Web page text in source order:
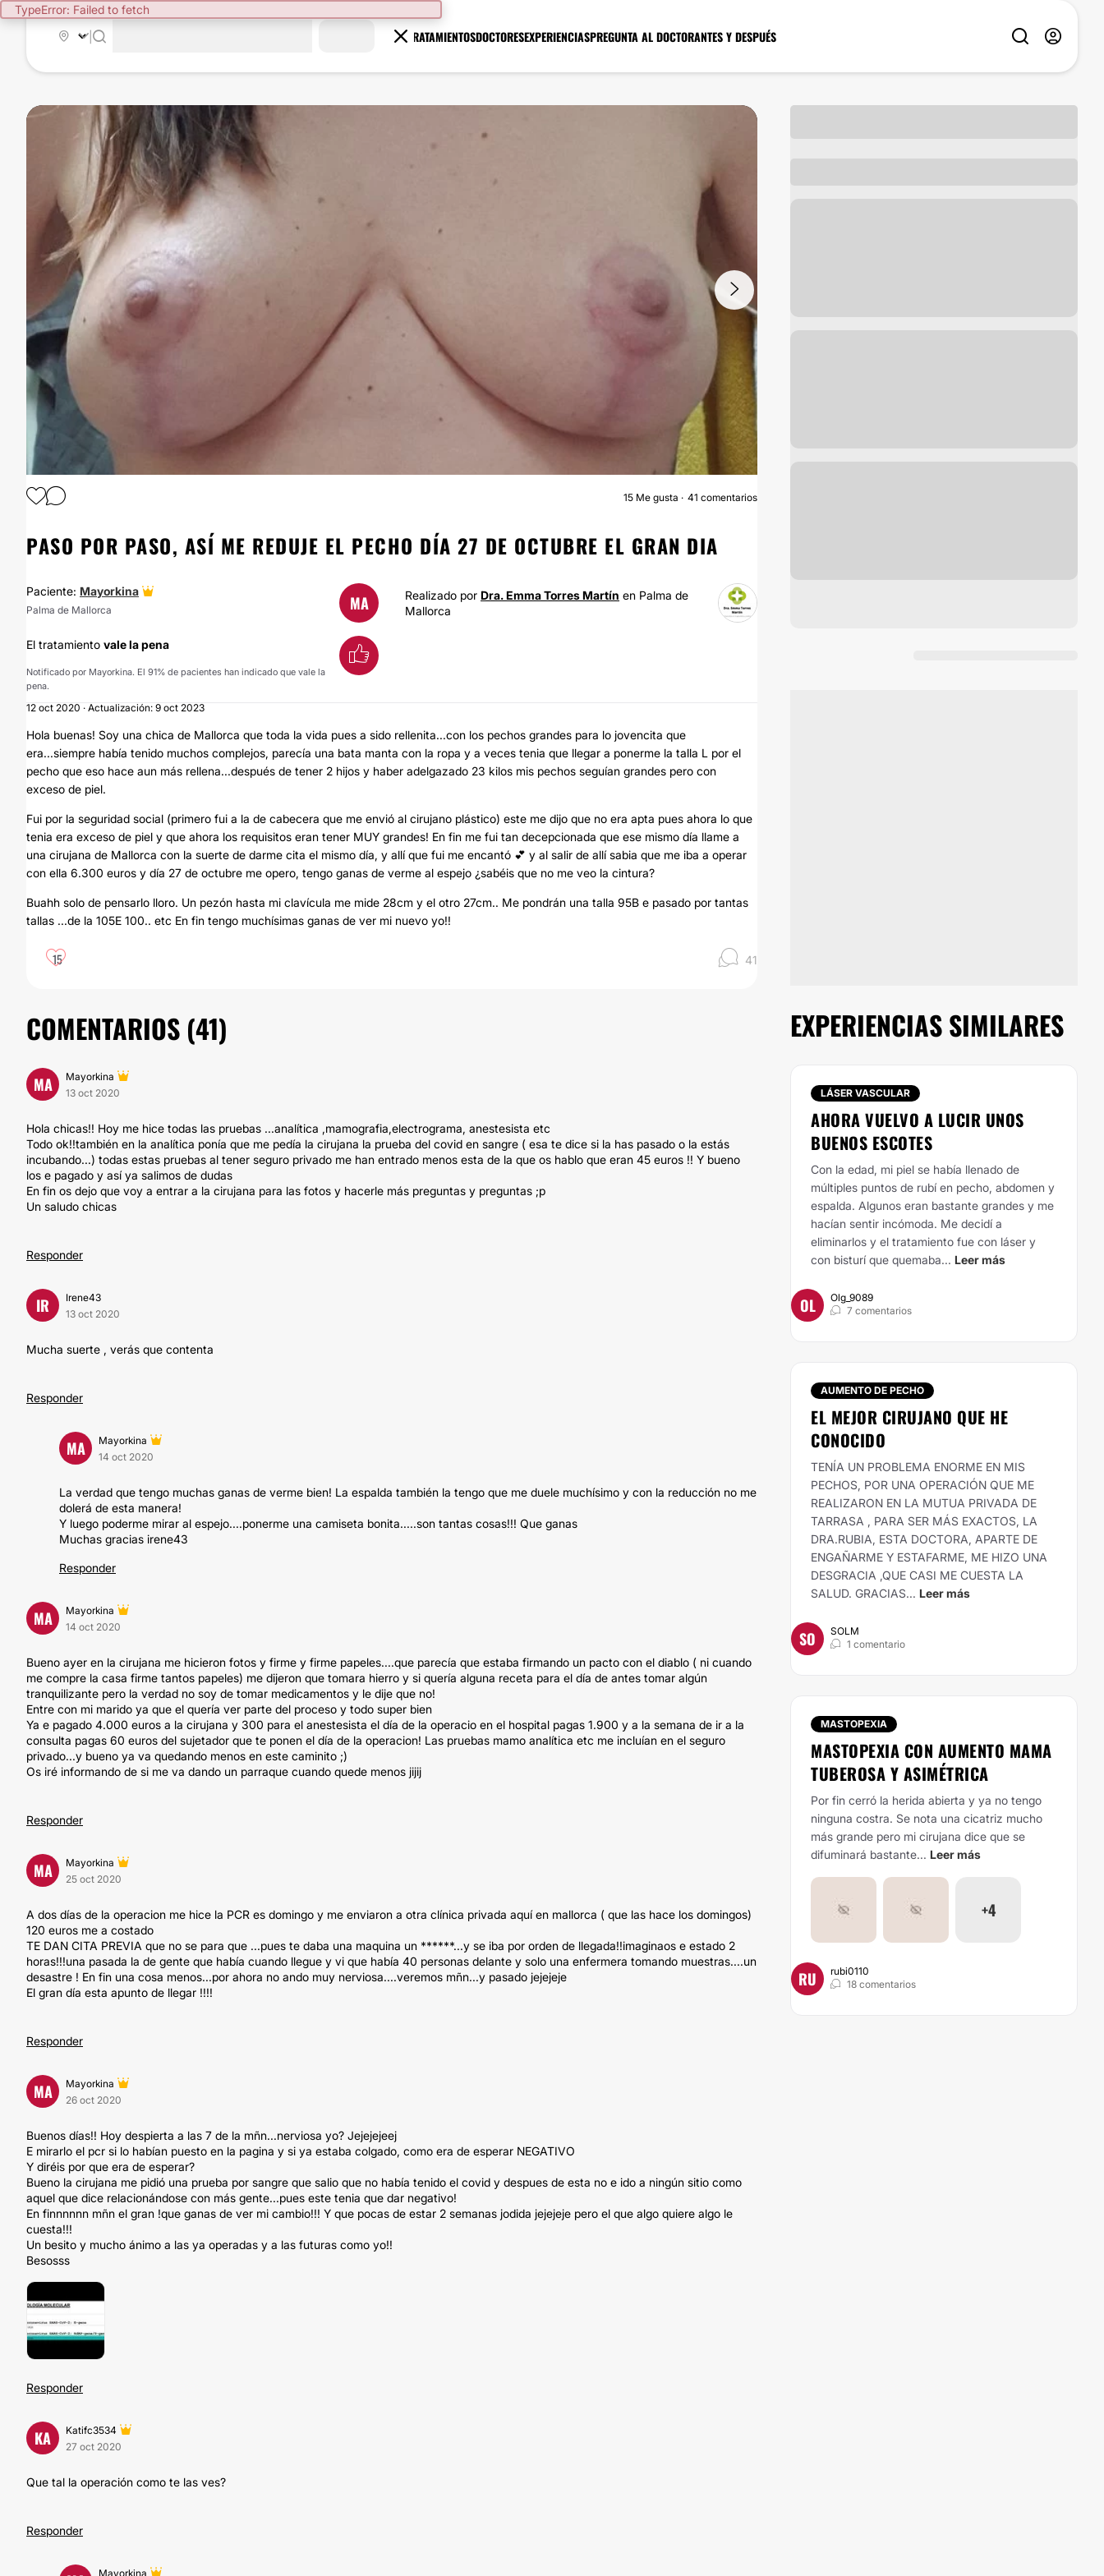
TypeError: Failed to fetch
TRATAMIENTOSDOCTORESEXPERIENCIASPREGUNTA AL DOCTORANTES Y DESPUÉS
REDUCCIÓN SENOS
15 Me gusta 41 comentarios
PASO POR PASO, ASÍ ME REDUJE EL PECHO DÍA 27 DE OCTUBRE EL GRAN DIA
Paciente: Mayorkina
Palma de Mallorca MA Realizado por Dra. Emma Torres Martín en Palma de
Mallorca
El tratamiento vale la pena
Notificado por Mayorkina. El 91% de pacientes han indicado que vale la
pena.
12 oct 2020 · Actualización: 9 oct 2023
Hola buenas! Soy una chica de Mallorca que toda la vida pues a sido rellenita...con los pechos grandes para lo jovencita que
era...siempre había tenido muchos complejos, parecía una bata manta con la ropa y a veces tenia que llegar a ponerme la talla L por el
pecho que eso hace aun más rellena...después de tener 2 hijos y haber adelgazado 23 kilos mis pechos seguían grandes pero con
exceso de piel.
Fui por la seguridad social (primero fui a la de cabecera que me envió al cirujano plástico) este me dijo que no era apta pues ahora lo que
tenia era exceso de piel y que ahora los requisitos eran tener MUY grandes! En fin me fui tan decepcionada que ese mismo día llame a
una cirujana de Mallorca con la suerte de darme cita el mismo día, y allí que fui me encantó 💕 y al salir de allí sabia que me iba a operar
con ella 6.300 euros y día 27 de octubre me opero, tengo ganas de verme al espejo ¿sabéis que no me veo la cintura?
Buahh solo de pensarlo lloro. Un pezón hasta mi clavícula me mide 28cm y el otro 27cm.. Me pondrán una talla 95B e pasado por tantas
tallas ...de la 105E 100.. etc En fin tengo muchísimas ganas de ver mi nuevo yo!!
15 41
COMENTARIOS (41)
MA
Mayorkina
13 oct 2020
Hola chicas!! Hoy me hice todas las pruebas ...analítica ,mamografia,electrograma, anestesista etc
Todo ok!!también en la analítica ponía que me pedía la cirujana la prueba del covid en sangre ( esa te dice si la has pasado o la estás
incubando...) todas estas pruebas al tener seguro privado me han entrado menos esta de la que os hablo que eran 45 euros !! Y bueno
los e pagado y así ya salimos de dudas
En fin os dejo que voy a entrar a la cirujana para las fotos y hacerle más preguntas y preguntas ;p
Un saludo chicas
Responder
IR
Irene43
13 oct 2020
Mucha suerte , verás que contenta
Responder
MA
Mayorkina
14 oct 2020
La verdad que tengo muchas ganas de verme bien! La espalda también la tengo que me duele muchísimo y con la reducción no me
dolerá de esta manera!
Y luego poderme mirar al espejo....ponerme una camiseta bonita.....son tantas cosas!!! Que ganas
Muchas gracias irene43
Responder
MA
Mayorkina
14 oct 2020
Bueno ayer en la cirujana me hicieron fotos y firme y firme papeles....que parecía que estaba firmando un pacto con el diablo ( ni cuando
me compre la casa firme tantos papeles) me dijeron que tomara hierro y si quería alguna receta para el día de antes tomar algún
tranquilizante pero la verdad no soy de tomar medicamentos y le dije que no!
Entre con mi marido ya que el quería ver parte del proceso y todo super bien
Ya e pagado 4.000 euros a la cirujana y 300 para el anestesista el día de la operacio en el hospital pagas 1.900 y a la semana de ir a la
consulta pagas 60 euros del sujetador que te ponen el día de la operacion! Las pruebas mamo analítica etc me incluían en el seguro
privado...y bueno ya va quedando menos en este caminito ;)
Os iré informando de si me va dando un parraque cuando quede menos jijij
Responder
MA
Mayorkina
25 oct 2020
A dos días de la operacion me hice la PCR es domingo y me enviaron a otra clínica privada aquí en mallorca ( que las hace los domingos)
120 euros me a costado
TE DAN CITA PREVIA que no se para que ...pues te daba una maquina un ******...y se iba por orden de llegada!!imaginaos e estado 2
horas!!!una pasada la de gente que había cuando llegue y vi que había 40 personas delante y solo una enfermera tomando muestras....un
desastre ! En fin una cosa menos...por ahora no ando muy nerviosa....veremos mñn...y pasado jejejeje
El gran día esta apunto de llegar !!!!
Responder
MA
Mayorkina
26 oct 2020
Buenos días!! Hoy despierta a las 7 de la mñn...nerviosa yo? Jejejejeej
E mirarlo el pcr si lo habían puesto en la pagina y si ya estaba colgado, como era de esperar NEGATIVO
Y diréis por que era de esperar?
Bueno la cirujana me pidió una prueba por sangre que salio que no había tenido el covid y despues de esta no e ido a ningún sitio como
aquel que dice relacionándose con más gente...pues este tenia que dar negativo!
En finnnnnn mñn el gran !que ganas de ver mi cambio!!! Y que pocas de estar 2 semanas jodida jejejeje pero el que algo quiere algo le
cuesta!!!
Un besito y mucho ánimo a las ya operadas y a las futuras como yo!!
Besosss
Responder
KA
Katifc3534
27 oct 2020
Que tal la operación como te las ves?
Responder
Mayorkina
EXPERIENCIAS SIMILARES
LÁSER VASCULAR
AHORA VUELVO A LUCIR UNOS
BUENOS ESCOTES
Con la edad, mi piel se había llenado de
múltiples puntos de rubí en pecho, abdomen y
espalda. Algunos eran bastante grandes y me
hacían sentir incómoda. Me decidí a
eliminarlos y el tratamiento fue con láser y
con bisturí que quemaba... Leer más
OL
Olg_9089
7 comentarios
AUMENTO DE PECHO
EL MEJOR CIRUJANO QUE HE
CONOCIDO
TENÍA UN PROBLEMA ENORME EN MIS
PECHOS, POR UNA OPERACIÓN QUE ME
REALIZARON EN LA MUTUA PRIVADA DE
TARRASA , PARA SER MÁS EXACTOS, LA
DRA.RUBIA, ESTA DOCTORA, APARTE DE
ENGAÑARME Y ESTAFARME, ME HIZO UNA
DESGRACIA ,QUE CASI ME CUESTA LA
SALUD. GRACIAS... Leer más
SO
SOLM
1 comentario
MASTOPEXIA
MASTOPEXIA CON AUMENTO MAMA
TUBEROSA Y ASIMÉTRICA
Por fin cerró la herida abierta y ya no tengo
ninguna costra. Se nota una cicatriz mucho
más grande pero mi cirujana dice que se
difuminará bastante... Leer más
+4
RU
rubi0110
18 comentarios